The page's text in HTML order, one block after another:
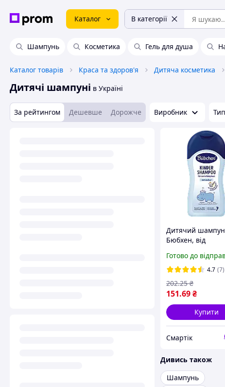
Каталог В категорії
Шампунь Косметика Гель для душа
Каталог товарів Краса та здоров'я Дитяча косметика
Дитячі шампуні в Україні
За рейтингом Дешевше Дорожче Виробник
Дитячий
Бюбхен, від
Готово до
4.7 (7)
151.69₴
202.25 ₴
Купити
Смартік
Дивись також
Шампунь